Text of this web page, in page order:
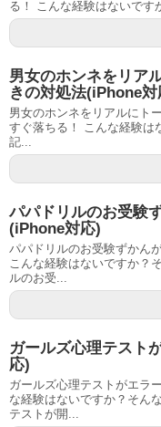
る！ こんな経験はないです
男女のホンネをリア
きの対処法(iPhone対
男女のホンネをリアルにト
すぐ落ちる！ こんな経験は
記...
パパドリルのお受験
(iPhone対応)
パパドリルのお受験ずかん
こんな経験はないですか？
ルのお受...
ガールズ心理テスト
応)
ガールズ心理テストがエラ
な経験はないですか？そん
テストが開...